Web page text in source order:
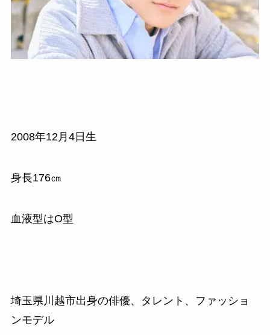
2008年12月4日生
身長176㎝
血液型はO型
埼玉県川越市出身の俳優、タレント、ファッショ
ンモデル